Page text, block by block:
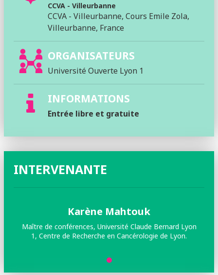
CCVA - Villeurbanne
CCVA - Villeurbanne, Cours Emile Zola,
Villeurbanne, France
ORGANISATEURS
Université Ouverte Lyon 1
INFORMATIONS
Entrée libre et gratuite
INTERVENANTE
Karène Mahtouk
Maître de conférences, Université Claude Bernard Lyon
1, Centre de Recherche en Cancérologie de Lyon.